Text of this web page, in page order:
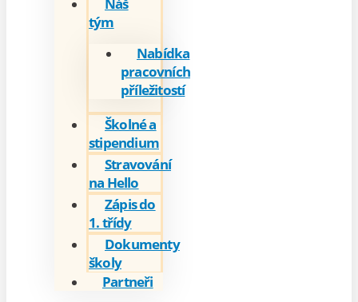
tým
Nabídka
pracovních
příležitostí
Školné a
stipendium
Stravování
na Hello
Zápis do
1. třídy
Dokumenty
školy
Partneři